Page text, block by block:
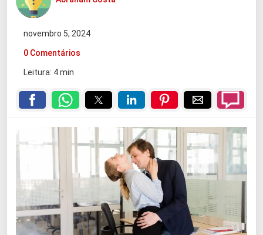
novembro 5, 2024
0 Comentários
Leitura: 4 min